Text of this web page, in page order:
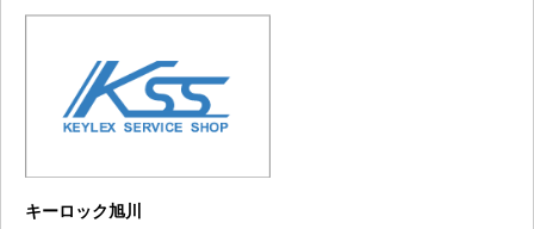
キーロック旭川